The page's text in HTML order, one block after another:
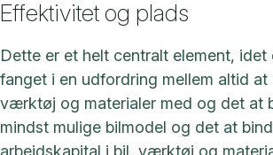
Effektivitet og plads
Dette er et helt centralt element, idet
fanget i en udfordring mellem altid at
værktøj og materialer med og det at
mindst mulige bilmodel og det at
arbejdskapital i bil, værktøj og